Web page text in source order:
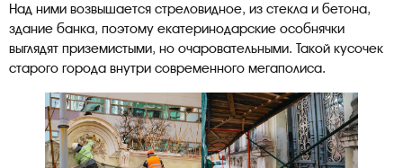
Над ними возвышается стреловидное, из стекла и бетона,
здание банка, поэтому екатеринодарские особнячки
выглядят приземистыми, но очаровательными. Такой кусочек
старого города внутри современного мегаполиса.